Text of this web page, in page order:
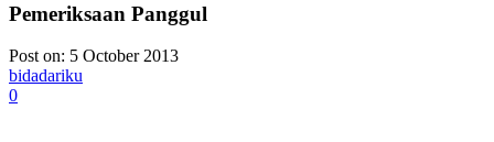
Pemeriksaan Panggul
Post on: 5 October 2013
bidadariku
0